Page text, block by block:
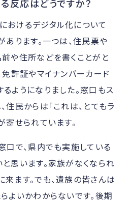
反応はどうですか？
おけるデジタル化について
あります。一つは、住民票や
や住所などを書くことがと
免許証やマイナンバーカード
ようになりました。窓口もス
住民からは「これは、とてもラ
寄せられています。
口で、県内でも実施している
思います。家族がなくなられ
ます。でも、遺族の皆さんは
よいかわからないです。後期